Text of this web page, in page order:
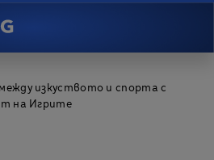
между изкуството и спорта с
на Игрите